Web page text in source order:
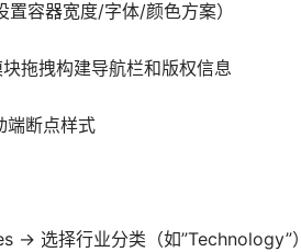
容器宽度/字体/颜色方案）
拖拽构建导航栏和版权信息
端断点样式
选择行业分类（如”Technology”）